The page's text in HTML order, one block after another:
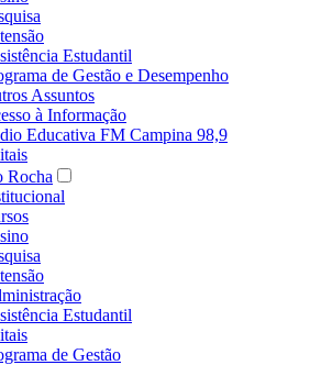
Estudantil
de Gestão e Desempenho
Assuntos
à Informação
Educativa FM Campina 98,9
Rocha
Estudantil
de Gestão